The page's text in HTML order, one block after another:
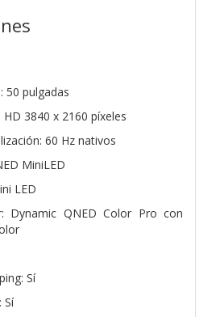
50 pulgadas
3840 x 2160 píxeles
60 Hz nativos
MiniLED
LED
Dynamic QNED Color Pro con
Sí
Sí